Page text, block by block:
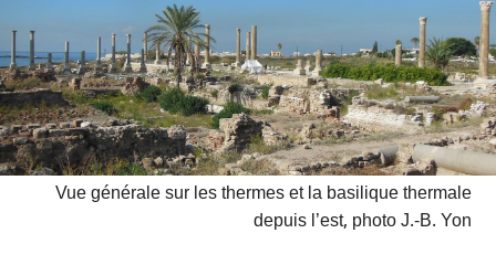
Vue générale sur les thermes et la basilique thermale
depuis l’est, photo J.-B. Yon